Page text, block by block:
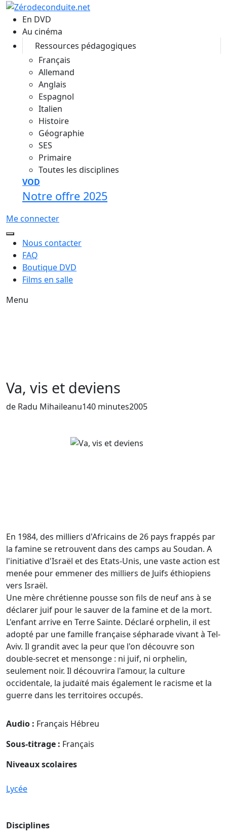
Aller au contenu principal
En DVD
Au cinéma
Ressources pédagogiques
Français
Allemand
Anglais
Espagnol
Italien
Histoire
Géographie
SES
Primaire
Toutes les disciplines
VOD
Notre offre 2025
Me connecter
Nous contacter
FAQ
Boutique DVD
Films en salle
Menu
Va, vis et deviens
de Radu Mihaileanu140 minutesAnnée de sortie du film
2005
En 1984, des milliers d'Africains de 26 pays frappés par
la famine se retrouvent dans des camps au Soudan. A
l'initiative d'Israël et des Etats-Unis, une vaste action est
menée pour emmener des milliers de Juifs éthiopiens
vers Israël.
Une mère chrétienne pousse son fils de neuf ans à se
déclarer juif pour le sauver de la famine et de la mort.
L'enfant arrive en Terre Sainte. Déclaré orphelin, il est
adopté par une famille française sépharade vivant à Tel-
Aviv. Il grandit avec la peur que l'on découvre son
double-secret et mensonge : ni juif, ni orphelin,
seulement noir. Il découvrira l'amour, la culture
occidentale, la judaïté mais également le racisme et la
guerre dans les territoires occupés.
Audio : Français Hébreu
Sous-titrage : Français
Niveaux scolaires
Lycée
Disciplines